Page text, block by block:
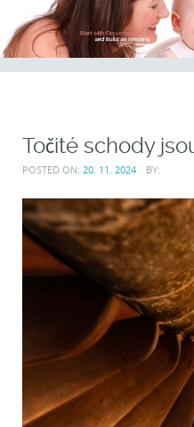
CONTENT
Točité schody
POSTED ON: 20. 11. 2024 BY: